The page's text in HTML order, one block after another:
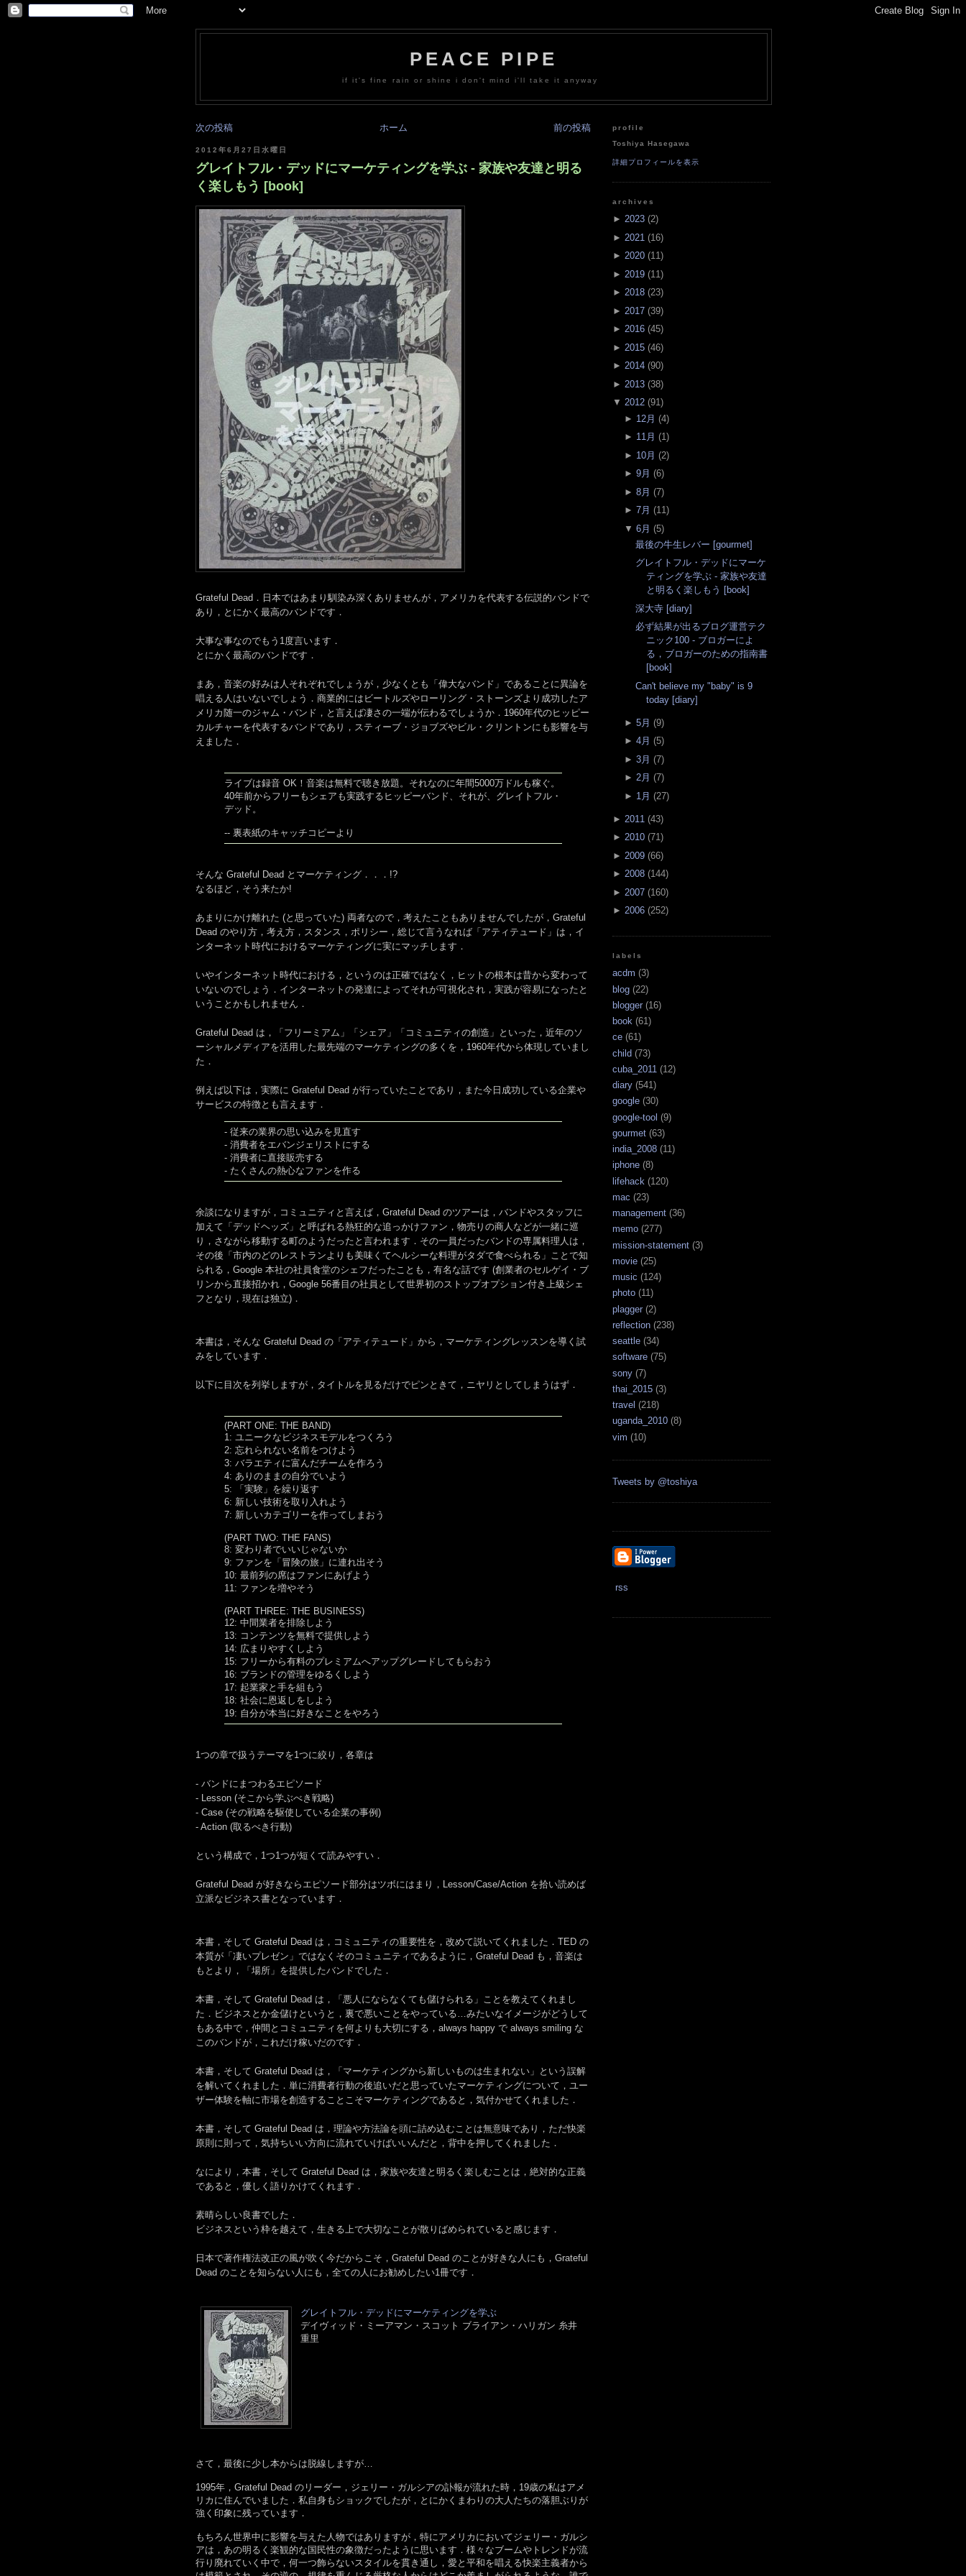
PEACE PIPE
if it's fine rain or shine i don't mind i'll take it anyway
次の投稿 前の投稿
ホーム
2012年6月27日水曜日
グレイトフル・デッドにマーケティングを学ぶ - 家族や友達と明る
く楽しもう [book]
Grateful Dead．日本ではあまり馴染み深くありませんが，アメリカを代表する伝説的バンドで
あり，とにかく最高のバンドです．
大事な事なのでもう1度言います．
とにかく最高のバンドです．
まあ，音楽の好みは人それぞれでしょうが，少なくとも「偉大なバンド」であることに異論を
唱える人はいないでしょう．商業的にはビートルズやローリング・ストーンズより成功したア
メリカ随一のジャム・バンド，と言えば凄さの一端が伝わるでしょうか．1960年代のヒッピー
カルチャーを代表するバンドであり，スティーブ・ジョブズやビル・クリントンにも影響を与
えました．
ライブは録音 OK！音楽は無料で聴き放題。それなのに年間5000万ドルも稼ぐ。
40年前からフリーもシェアも実践するヒッピーバンド、それが、グレイトフル・
デッド。
-- 裏表紙のキャッチコピーより
そんな Grateful Dead とマーケティング．．．!?
なるほど，そう来たか!
あまりにかけ離れた (と思っていた) 両者なので，考えたこともありませんでしたが，Grateful
Dead のやり方，考え方，スタンス，ポリシー，総じて言うなれば「アティテュード」は，イ
ンターネット時代におけるマーケティングに実にマッチします．
いやインターネット時代における，というのは正確ではなく，ヒットの根本は昔から変わって
いないのでしょう．インターネットの発達によってそれが可視化され，実践が容易になったと
いうことかもしれません．
Grateful Dead は，「フリーミアム」「シェア」「コミュニティの創造」といった，近年のソ
ーシャルメディアを活用した最先端のマーケティングの多くを，1960年代から体現していまし
た．
例えば以下は，実際に Grateful Dead が行っていたことであり，また今日成功している企業や
サービスの特徴とも言えます．
- 従来の業界の思い込みを見直す
- 消費者をエバンジェリストにする
- 消費者に直接販売する
- たくさんの熱心なファンを作る
余談になりますが，コミュニティと言えば，Grateful Dead のツアーは，バンドやスタッフに
加えて「デッドヘッズ」と呼ばれる熱狂的な追っかけファン，物売りの商人などが一緒に巡
り，さながら移動する町のようだったと言われます．その一員だったバンドの専属料理人は，
その後「市内のどのレストランよりも美味くてヘルシーな料理がタダで食べられる」ことで知
られる，Google 本社の社員食堂のシェフだったことも，有名な話です (創業者のセルゲイ・ブ
リンから直接招かれ，Google 56番目の社員として世界初のストップオプション付き上級シェ
フとなり，現在は独立)．
本書は，そんな Grateful Dead の「アティテュード」から，マーケティングレッスンを導く試
みをしています．
以下に目次を列挙しますが，タイトルを見るだけでピンときて，ニヤリとしてしまうはず．
(PART ONE: THE BAND)
1: ユニークなビジネスモデルをつくろう
2: 忘れられない名前をつけよう
3: バラエティに富んだチームを作ろう
4: ありのままの自分でいよう
5: 「実験」を繰り返す
6: 新しい技術を取り入れよう
7: 新しいカテゴリーを作ってしまおう
(PART TWO: THE FANS)
8: 変わり者でいいじゃないか
9: ファンを「冒険の旅」に連れ出そう
10: 最前列の席はファンにあげよう
11: ファンを増やそう
(PART THREE: THE BUSINESS)
12: 中間業者を排除しよう
13: コンテンツを無料で提供しよう
14: 広まりやすくしよう
15: フリーから有料のプレミアムへアップグレードしてもらおう
16: ブランドの管理をゆるくしよう
17: 起業家と手を組もう
18: 社会に恩返しをしよう
19: 自分が本当に好きなことをやろう
1つの章で扱うテーマを1つに絞り，各章は
- バンドにまつわるエピソード
- Lesson (そこから学ぶべき戦略)
- Case (その戦略を駆使している企業の事例)
- Action (取るべき行動)
という構成で，1つ1つが短くて読みやすい．
Grateful Dead が好きならエピソード部分はツボにはまり，Lesson/Case/Action を拾い読めば
立派なビジネス書となっています．
本書，そして Grateful Dead は，コミュニティの重要性を，改めて説いてくれました．TED の
本質が「凄いプレゼン」ではなくそのコミュニティであるように，Grateful Dead も，音楽は
もとより，「場所」を提供したバンドでした．
本書，そして Grateful Dead は，「悪人にならなくても儲けられる」ことを教えてくれまし
た．ビジネスとか金儲けというと，裏で悪いことをやっている…みたいなイメージがどうして
もある中で，仲間とコミュニティを何よりも大切にする，always happy で always smiling な
このバンドが，これだけ稼いだのです．
本書，そして Grateful Dead は，「マーケティングから新しいものは生まれない」という誤解
を解いてくれました．単に消費者行動の後追いだと思っていたマーケティングについて，ユー
ザー体験を軸に市場を創造することこそマーケティングであると，気付かせてくれました．
本書，そして Grateful Dead は，理論や方法論を頭に詰め込むことは無意味であり，ただ快楽
原則に則って，気持ちいい方向に流れていけばいいんだと，背中を押してくれました．
なにより，本書，そして Grateful Dead は，家族や友達と明るく楽しむことは，絶対的な正義
であると，優しく語りかけてくれます．
素晴らしい良書でした．
ビジネスという枠を越えて，生きる上で大切なことが散りばめられていると感じます．
日本で著作権法改正の風が吹く今だからこそ，Grateful Dead のことが好きな人にも，Grateful
Dead のことを知らない人にも，全ての人にお勧めしたい1冊です．
グレイトフル・デッドにマーケティングを学ぶ
デイヴィッド・ミーアマン・スコット ブライアン・ハリガン 糸井
重里
さて，最後に少し本からは脱線しますが…
1995年，Grateful Dead のリーダー，ジェリー・ガルシアの訃報が流れた時，19歳の私はアメ
リカに住んでいました．私自身もショックでしたが，とにかくまわりの大人たちの落胆ぶりが
強く印象に残っています．
もちろん世界中に影響を与えた人物ではありますが，特にアメリカにおいてジェリー・ガルシ
アは，あの明るく楽観的な国民性の象徴だったように思います．様々なブームやトレンドが流
行り廃れていく中で，何一つ飾らないスタイルを貫き通し，愛と平和を唱える快楽主義者から
profile
Toshiya Hasegawa
詳細プロフィールを表示
archives
► 2023 (2)
► 2021 (16)
► 2020 (11)
► 2019 (11 )
► 2018 (23)
► 2017 (39)
► 2016 (45)
► 2015 (46)
► 2014 (90)
► 2013 (38)
▼ 2012 (91)
► 12月 (4)
► 11月 (1)
► 10月 (2)
► 9月 (6)
► 8月 (7)
► 7月 (11)
▼ 6月 (5)
最後の牛生レバー [gourmet]
グレイトフル・デッドにマーケ
ティングを学ぶ - 家族や友達
と明るく楽しもう [book]
深大寺 [diary]
必ず結果が出るブログ運営テク
ニック100 - ブロガーによ
る，ブロガーのための指南書
[book]
Can't believe my "baby" is 9
today [diary]
► 5月 (9)
► 4月 (5)
► 3月 (7)
► 2月 (7)
► 1月 (27)
► 2011 (43)
► 2010 (71)
► 2009 (66)
► 2008 (144)
► 2007 (160)
► 2006 (252)
labels
acdm (3)
blog (22)
blogger (16)
book (61)
ce (61)
child (73)
cuba_2011 (12)
diary (541)
google (30)
google-tool (9)
gourmet (63)
india_2008 (11)
iphone (8)
lifehack (120)
mac (23)
management (36)
memo (277)
mission-statement (3)
movie (25)
music (124)
photo (11)
plagger (2)
reflection (238)
seattle (34)
software (75)
sony (7)
thai_2015 (3)
travel (218)
uganda_2010 (8)
vim (10)
Tweets by @toshiya
rss